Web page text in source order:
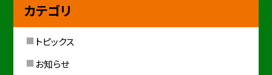
カテゴリ
トピックス
お知らせ